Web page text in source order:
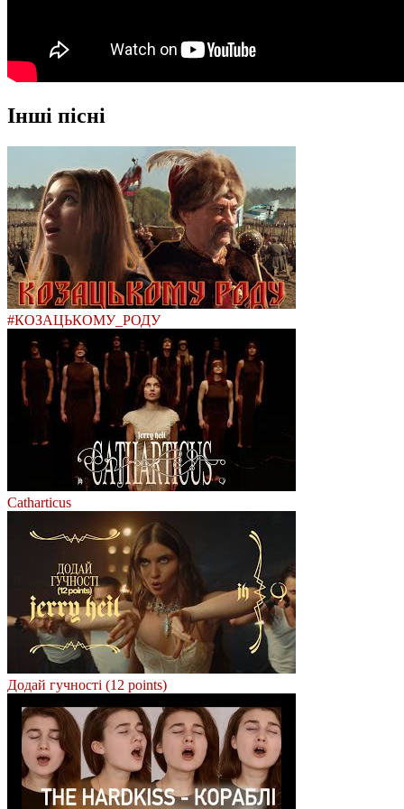
Інші пісні
#КОЗАЦЬКОМУ_РОДУ
Catharticus
Додай гучності (12 points)